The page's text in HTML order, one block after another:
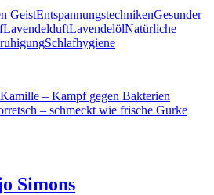
GeistEntspannungstechnikenGesunder
LavendelduftLavendelölNatürliche
Schlafhygiene
Kamille – Kampf gegen Bakterien
– schmeckt wie frische Gurke
Simons